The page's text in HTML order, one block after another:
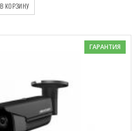
В КОРЗИНУ
ГАРАНТИЯ